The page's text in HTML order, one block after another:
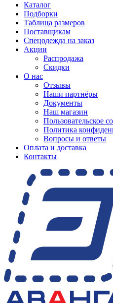
Каталог
Подборки
Таблица размеров
Поставщикам
Спецодежда на заказ
Акции
Распродажа
Скидки
О нас
Отзывы
Наши партнёры
Документы
Наш магазин
Пользовательское
Политика
Вопросы и ответы
Оплата и доставка
Контакты